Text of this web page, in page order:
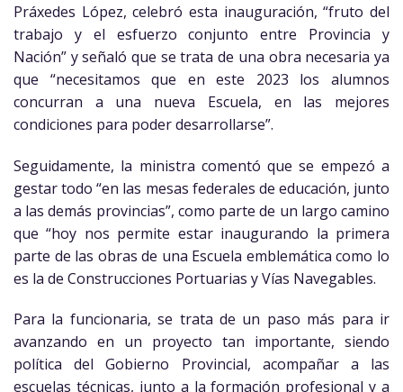
Práxedes López, celebró esta inauguración, “fruto del
trabajo y el esfuerzo conjunto entre Provincia y
Nación” y señaló que se trata de una obra necesaria ya
que “necesitamos que en este 2023 los alumnos
concurran a una nueva Escuela, en las mejores
condiciones para poder desarrollarse”.
Seguidamente, la ministra comentó que se empezó a
gestar todo “en las mesas federales de educación, junto
a las demás provincias”, como parte de un largo camino
que “hoy nos permite estar inaugurando la primera
parte de las obras de una Escuela emblemática como lo
es la de Construcciones Portuarias y Vías Navegables.
Para la funcionaria, se trata de un paso más para ir
avanzando en un proyecto tan importante, siendo
política del Gobierno Provincial, acompañar a las
escuelas técnicas, junto a la formación profesional y a